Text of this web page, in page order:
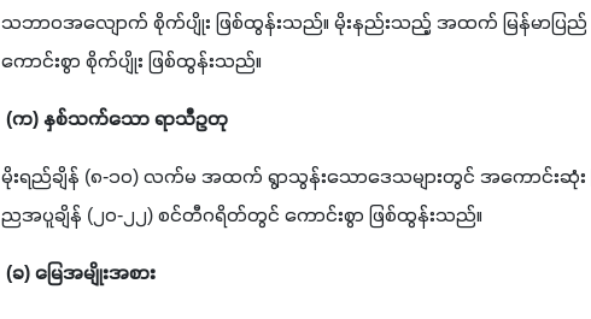
သဘာဝအလျောက် စိုက်ပျိုး ဖြစ်ထွန်းသည်။ မိုးနည်းသည့် အထက် မြန်မာပြည်
ကောင်းစွာ စိုက်ပျိုး ဖြစ်ထွန်းသည်။
(က) နှစ်သက်သော ရာသီဥတု
မိုးရည်ချိန် (၈-၁၀) လက်မ အထက် ရွာသွန်းသောဒေသများတွင် အကောင်းဆုံး
ညအပူချိန် (၂၀-၂၂) စင်တီဂရိတ်တွင် ကောင်းစွာ ဖြစ်ထွန်းသည်။
(ခ) မြေအမျိုးအစား